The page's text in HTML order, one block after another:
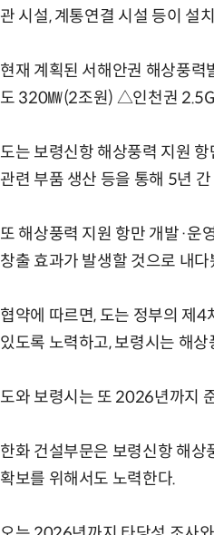
관 시설, 계통연결 시설 등이 설
현재 계획된 서해안권 해상풍
도 320㎿(2조원) △인천권
도는 보령신항 해상풍력 지원
관련 부품 생산 등을 통해 5년
또 해상풍력 지원 항만 개발·
창출 효과가 발생할 것으로 내다
협약에 따르면, 도는 정부의 제
있도록 노력하고, 보령시는 해
도와 보령시는 또 2026년까지
한화 건설부문은 보령신항 해상
확보를 위해서도 노력한다.